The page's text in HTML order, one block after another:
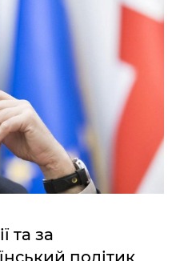
та за
політик